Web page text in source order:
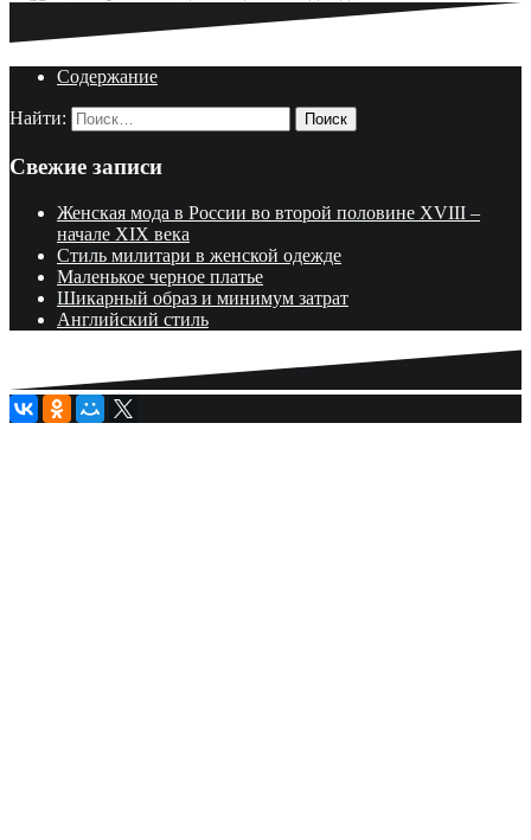
Содержание
Найти:
Свежие записи
Женская мода в России во второй половине XVIII –
начале XIX века
Стиль милитари в женской одежде
Маленькое черное платье
Шикарный образ и минимум затрат
Английский стиль